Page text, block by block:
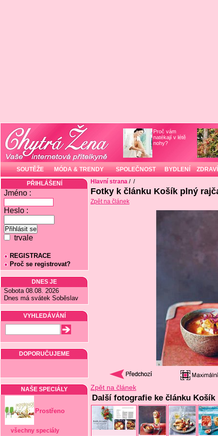
Proč vám
natékají v létě
nohy?
SOUTĚŽE MÓDA & TRENDY SPOLEČNOST BYDLENÍ ZDRAVÍ
PŘIHLÁŠENÍ
Jméno :
Heslo :
trvale
REGISTRACE
Proč se registrovat?
DNES JE
Sobota 08.08. 2026
Dnes má svátek Soběslav
VYHLEDÁVÁNÍ
DOPORUČUJEME
NAŠE SPECIÁLY
Prostřeno
všechny speciály
Hlavní strana / /
Fotky k článku Košík plný
Zpět na článek
Zpět na článek
Další fotografie ke článku